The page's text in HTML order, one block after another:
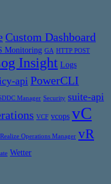
Custom Dashboard
Monitoring GA HTTP POST
Insight Logs
api PowerCLI
Manager Security suite-api
VCF vcops vC
Operations Manager vR
Wetter